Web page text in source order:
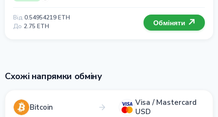
Від 0.54954219 ETH
До 2.75 ETH Обміняти
Схожі напрямки обміну
Bitcoin
Visa / Mastercard
USD